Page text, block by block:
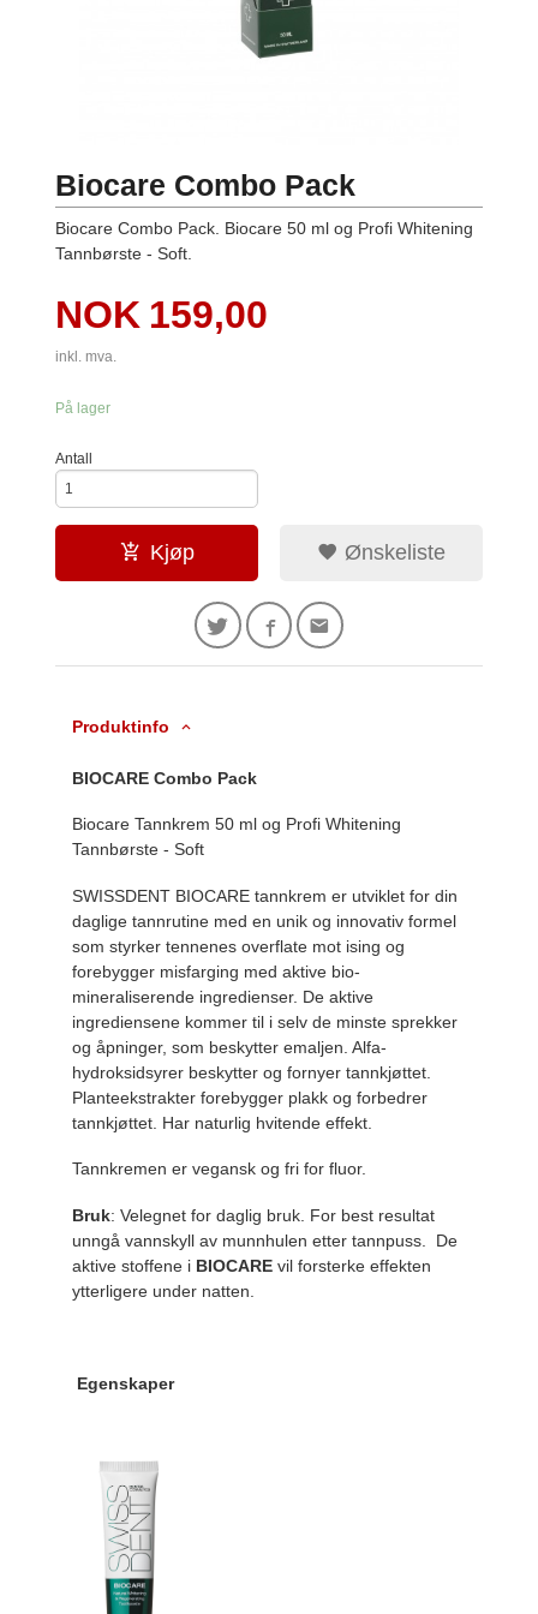
Biocare Combo Pack
Biocare Combo Pack. Biocare 50 ml og Profi Whitening
Tannbørste - Soft.
Pris
NOK 159,00
inkl. mva.
På lager
Antall
Kjøp Ønskeliste
Produktinfo
BIOCARE Combo Pack
Biocare Tannkrem 50 ml og Profi Whitening
Tannbørste - Soft
SWISSDENT BIOCARE tannkrem er utviklet for din
daglige tannrutine med en unik og innovativ formel
som styrker tennenes overflate mot ising og
forebygger misfarging med aktive bio-
mineraliserende ingredienser. De aktive
ingrediensene kommer til i selv de minste sprekker
og åpninger, som beskytter emaljen. Alfa-
hydroksidsyrer beskytter og fornyer tannkjøttet.
Planteekstrakter forebygger plakk og forbedrer
tannkjøttet. Har naturlig hvitende effekt.
Tannkremen er vegansk og fri for fluor.
Bruk: Velegnet for daglig bruk. For best resultat
unngå vannskyll av munnhulen etter tannpuss. De
aktive stoffene i BIOCARE vil forsterke effekten
ytterligere under natten.
Egenskaper